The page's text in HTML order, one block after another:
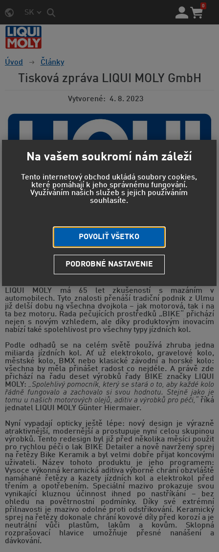
SK
0
Úvod Články
Tisková zpráva LIQUI MOLY GmbH
Vytvorené 4. 8. 2023
Nový vzhled a aktuální další vývoje u osvědčených výrobků
pro jízdní kola německého specialisty na maziva.
LIQUI MOLY má 65 let zkušeností s mazáním v
automobilech. Tyto znalosti přenáší tradiční podnik z Ulmu
již delší dobu na všechna dvojkola – jak motorová, tak i na
ta bez motoru. Řada pečujících prostředků „BIKE“ přichází
nejen s novým vzhledem, ale díky produktovým inovacím
nabízí také spolehlivost pro všechny typy jízdních kol.
Podle odhadů se na celém světě používá zhruba jedna
miliarda jízdních kol. Ať už elektrokolo, gravelové kolo,
městské kolo, BMX nebo klasické závodní a horské kolo:
všechna by měla přinášet radost co nejdéle. A právě zde
přichází na řadu deset výrobků řady BIKE značky LIQUI
MOLY: „Spolehlivý pomocník, který se stará o to, aby každé kolo
řádně fungovalo a zachovalo si svou hodnotu. Stejně jako je
tomu u našich motorových olejů, aditiv a výrobků pro péči,“ říká
jednatel LIQUI MOLY Günter Hiermaier.
Nyní vypadají opticky ještě lépe: nový design je výrazně
atraktivnější, modernější a prostupuje nyní celou skupinou
výrobků. Tento redesign byl již před několika měsíci použit
pro rychlou péči o lak BIKE Detailer a nově navržený sprej
na řetězy Bike Keramik a byl velmi dobře přijat koncovými
uživateli. Název tohoto produktu je jeho programem:
Vysoce výkonná keramická aditiva výborně chrání obzvláště
namáhané řetězy a kazety jízdních kol a elektrokol před
třením a opotřebením. Speciální mazivo prokazuje svou
vynikající kluznou účinnost ihned po nastříkání – bez
ohledu na povětrnostní podmínky. Díky své extrémní
přilnavosti je mazivo odolné proti odstřikování. Keramický
sprej na řetězy dokonale chrání kovové díly před korozí a je
neutrální vůči plastům, lakům a kovům. Sklopná
rozprašovací hlavice umožňuje přesné nanášení a
dávkování.
Na vašem soukromí nám záleží
Tento internetový obchod ukládá soubory cookies,
které pomáhají k jeho správnému fungování.
Využíváním našich služeb s jejich používáním
souhlasíte.
POVOLIŤ VŠETKO
PODROBNÉ NASTAVENIE